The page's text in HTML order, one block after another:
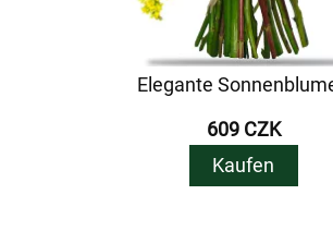
Elegante
609 CZK
Kaufen